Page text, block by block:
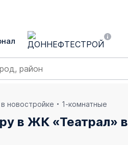
новостройке 1-комнатные
в ЖК «Театрал» в